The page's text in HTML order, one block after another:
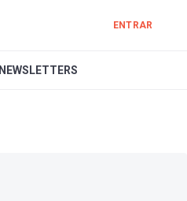
ENTRAR
NEWSLETTERS